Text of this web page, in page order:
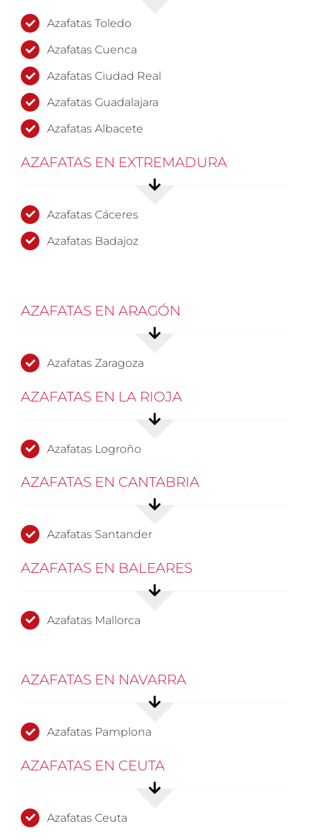
Azafatas Toledo
Azafatas Cuenca
Azafatas Ciudad Real
Azafatas Guadalajara
Azafatas Albacete
AZAFATAS EN EXTREMADURA
Azafatas Cáceres
Azafatas Badajoz
AZAFATAS EN ARAGÓN
Azafatas Zaragoza
AZAFATAS EN LA RIOJA
Azafatas Logroño
AZAFATAS EN CANTABRIA
Azafatas Santander
AZAFATAS EN BALEARES
Azafatas Mallorca
AZAFATAS EN NAVARRA
Azafatas Pamplona
AZAFATAS EN CEUTA
Azafatas Ceuta